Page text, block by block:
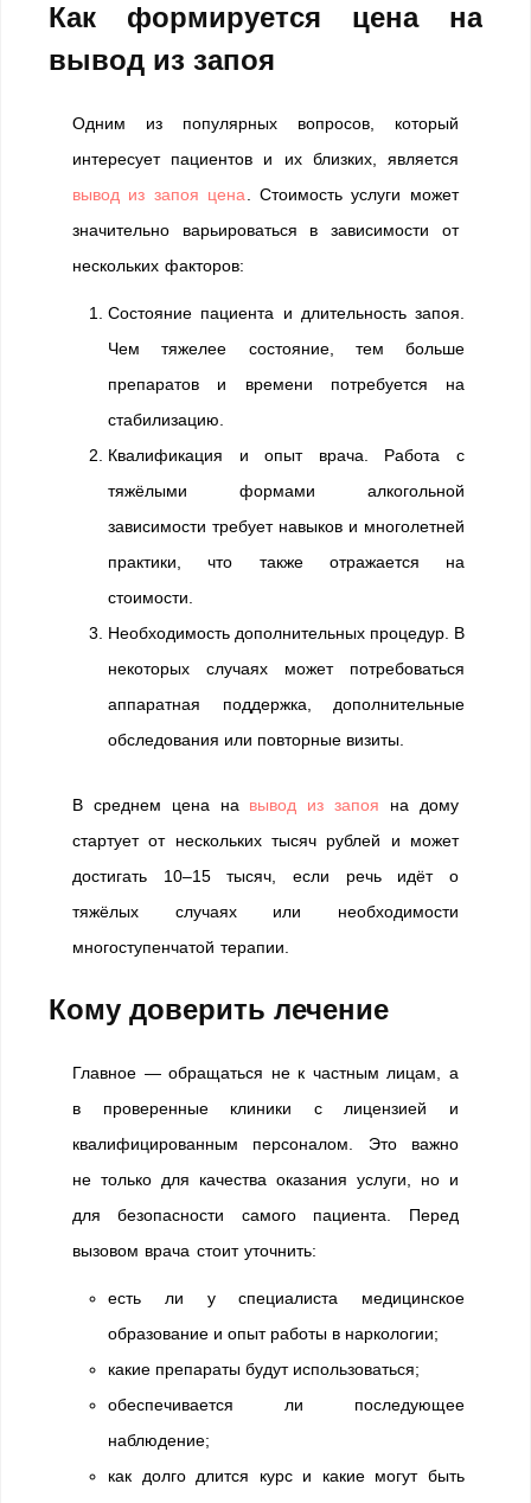
Как формируется цена на
вывод из запоя
Одним из популярных вопросов, который
интересует пациентов и их близких, является
вывод из запоя цена . Стоимость услуги может
значительно варьироваться в зависимости от
нескольких факторов:
Состояние пациента и длительность запоя.
Чем тяжелее состояние, тем больше
препаратов и времени потребуется на
стабилизацию.
Квалификация и опыт врача. Работа с
тяжёлыми формами алкогольной
зависимости требует навыков и многолетней
практики, что также отражается на
стоимости.
Необходимость дополнительных процедур. В
некоторых случаях может потребоваться
аппаратная поддержка, дополнительные
обследования или повторные визиты.
В среднем цена на вывод из запоя на дому
стартует от нескольких тысяч рублей и может
достигать 10–15 тысяч, если речь идёт о
тяжёлых случаях или необходимости
многоступенчатой терапии.
Кому доверить лечение
Главное — обращаться не к частным лицам, а
в проверенные клиники с лицензией и
квалифицированным персоналом. Это важно
не только для качества оказания услуги, но и
для безопасности самого пациента. Перед
вызовом врача стоит уточнить:
есть ли у специалиста медицинское
образование и опыт работы в наркологии;
какие препараты будут использоваться;
обеспечивается ли последующее
наблюдение;
как долго длится курс и какие могут быть